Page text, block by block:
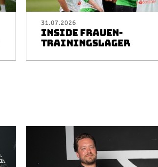
31.07.2026
INSIDE FRAUEN-
TRAININGSLAGER